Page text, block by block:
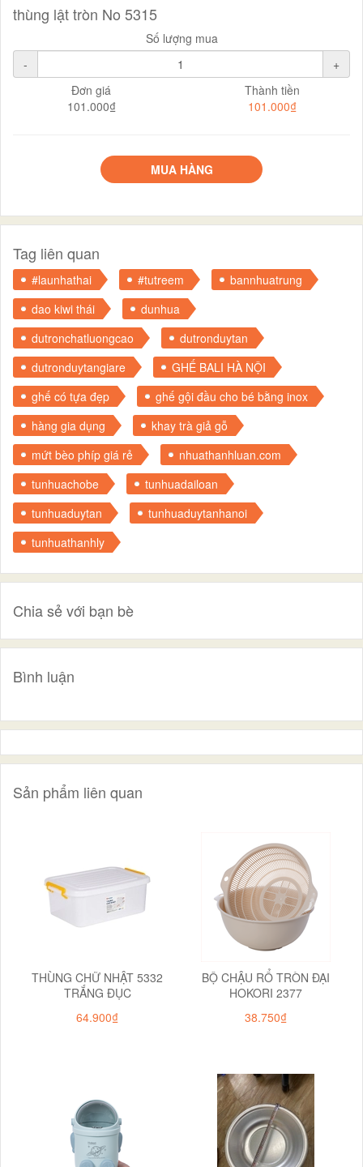
thùng lật tròn No 5315
Số lượng mua
-
+
Đơn giá
101.000₫
Thành tiền
101.000₫
MUA HÀNG
Tag liên quan
#launhathai #tutreem
bannhuatrung
dao kiwi thái
dunhua
dutronchatluongcao
dutronduytan
dutronduytangiare
GHẾ BALI HÀ NỘI
ghế có tựa đẹp
ghế gội đầu cho bé bằng inox
hàng gia dụng
khay trà giả gỗ
mứt bèo phíp giá rẻ
nhuathanhluan.com
tunhuachobe
tunhuadailoan
tunhuaduytan
tunhuaduytanhanoi
tunhuathanhly
Chia sẻ với bạn bè
Bình luận
Sản phẩm liên quan
THÙNG CHỮ NHẬT 5332
TRẮNG ĐỤC
64.900₫
BỘ CHẬU RỔ TRÒN ĐẠI
HOKORI 2377
38.750₫